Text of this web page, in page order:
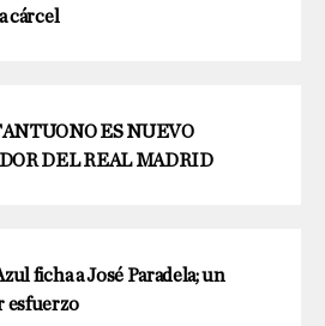
cárcel
ES NUEVO
DEL REAL MADRID
ficha a José Paradela; un
esfuerzo